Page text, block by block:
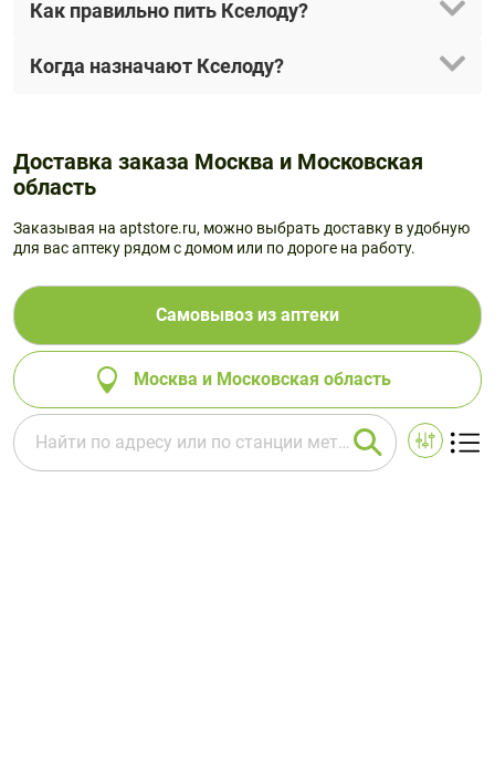
Как правильно пить Кселоду?
Когда назначают Кселоду?
Доставка заказа Москва и Московская
область
Заказывая на aptstore.ru, можно выбрать доставку в удобную
для вас аптеку рядом с домом или по дороге на работу.
Самовывоз из аптеки
Москва и Московская область